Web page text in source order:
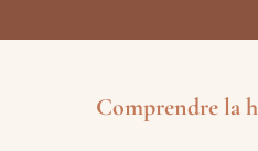
Comprendre la